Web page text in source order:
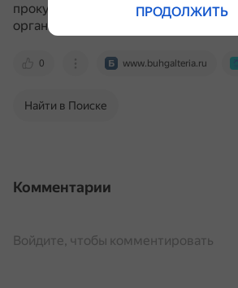
прокуратуры, госинспекции по
орган.
0 www.buhgalteria.ru
Найти в Поиске
Комментарии
Войдите, чтобы комментировать
ПРОДОЛЖИТЬ